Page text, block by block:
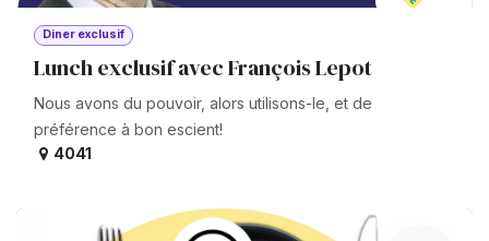
Diner exclusif
Lunch exclusif avec François Lepot
Nous avons du pouvoir, alors utilisons-le, et de
préférence à bon escient!
4041